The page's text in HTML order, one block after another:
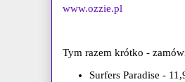
www.ozzie.pl
Tym razem krótko -
Surfers Paradise -